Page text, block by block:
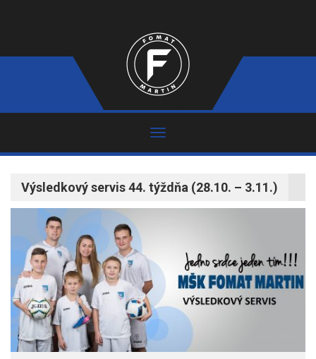
Výsledkový servis 44. týždňa (28.10. – 3.11.)